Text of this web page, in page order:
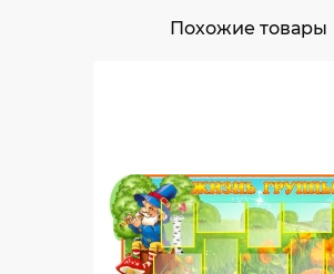
Похожие товары